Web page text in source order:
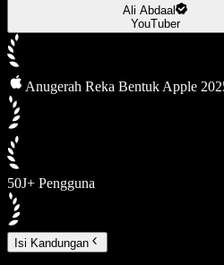
Ali Abdaal
YouTuber
Anugerah Reka Bentuk Apple
50J+ Pengguna
Isi Kandungan